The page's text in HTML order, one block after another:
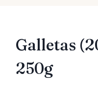
Galletas
250g